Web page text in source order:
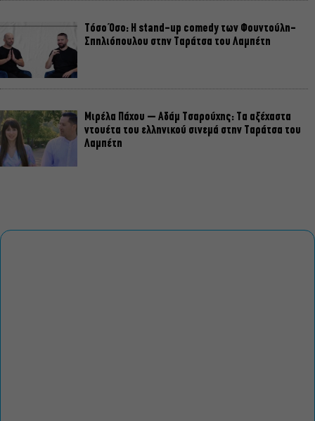
Τόσο Όσο: Η stand-up comedy των Φουντούλη-
Σπηλιόπουλου στην Ταράτσα του Λαμπέτη
Μιρέλα Πάχου – Αδάμ Τσαρούχης: Τα αξέχαστα
ντουέτα του ελληνικού σινεμά στην Ταράτσα του
Λαμπέτη